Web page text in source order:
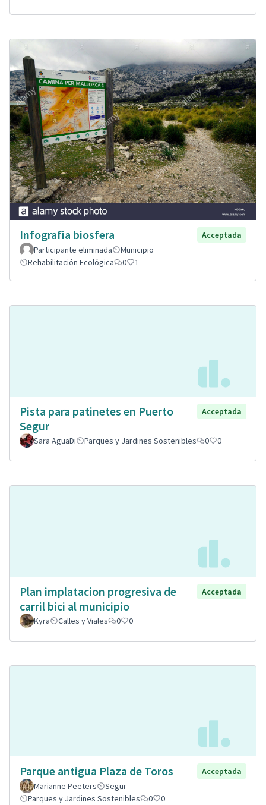
Infografia biosfera
Acceptada
Participante eliminada
Municipio
Rehabilitación Ecológica
0 1
Pista para patinetes en Puerto
Segur
Acceptada
Sara AguaDi Parques y Jardines Sostenibles 0 0
Plan implatacion progresiva de
carril bici al municipio
Acceptada
Kyra Calles y Viales 0 0
Parque antigua Plaza de Toros
Acceptada
Marianne Peeters
Segur
Parques y Jardines Sostenibles
0 0